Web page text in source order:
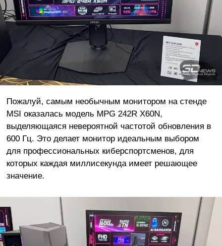
Пожалуй, самым необычным монитором на стенде
MSI оказалась модель MPG 242R X60N,
выделяющаяся невероятной частотой обновления в
600 Гц. Это делает монитор идеальным выбором
для профессиональных киберспортсменов, для
которых каждая миллисекунда имеет решающее
значение.